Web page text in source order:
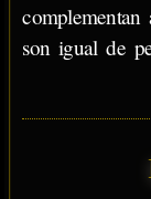
son igual de